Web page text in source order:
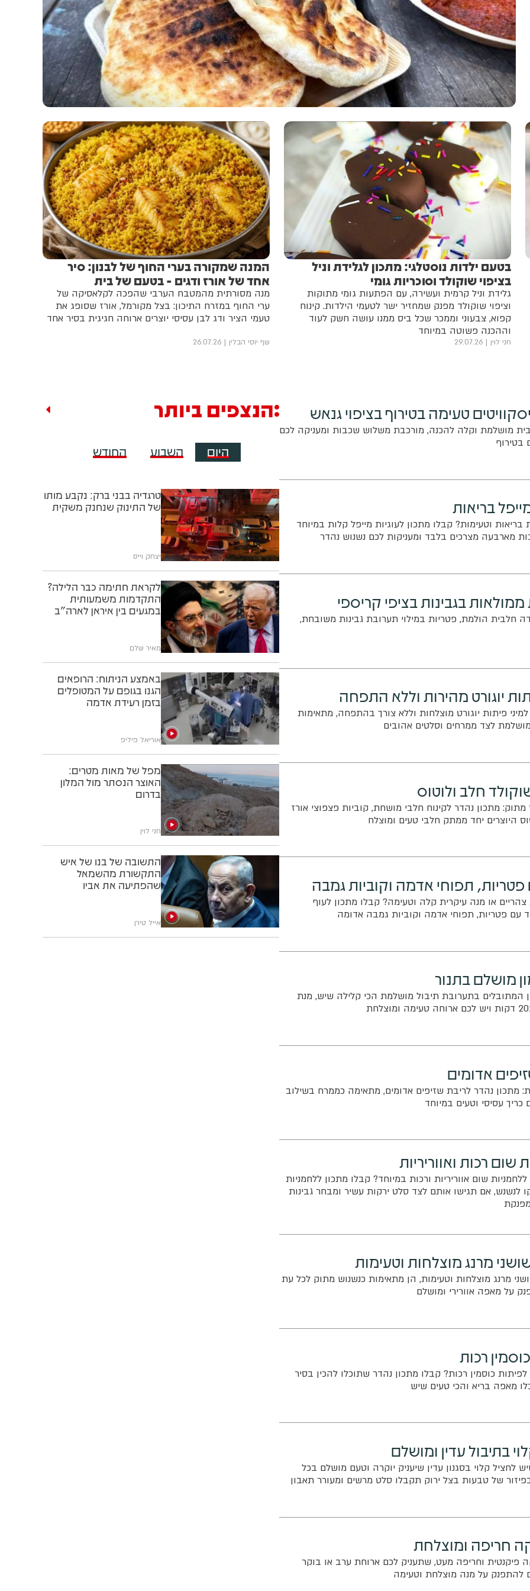
בטעם ילדות נוסטלגי: מתכון לגלידת וניל
בציפוי שוקולד וסוכריות גומי
גלידת וניל קרמית ועשירה, עם הפתעות גומי מתוקות
וציפוי שוקולד מפנק שמחזיר ישר לטעמי הילדות. קינוח
קפוא, צבעוני וממכר שכל ביס ממנו עושה חשק לעוד
וההכנה פשוטה במיוחד
חני לוין 29.07.26
המנה שמקורה בערי החוף של לבנון: סיר
אחד של אורז ודגים - בטעם של בית
מנה מסורתית מהמטבח הערבי שהפכה לקלאסיקה של
ערי החוף במזרח התיכון: בצל מקורמל, אורז שסופג את
טעמי הציר ודג לבן עסיסי יוצרים ארוחה חגיגית בסיר אחד
שף יוסי הבלין 26.07.26
טעימה בטירוף בציפוי גנאש
מושלמת וקלה להכנה, מורכבת משלוש שכבות ומעניקה לכם
בטירוף
בריאות
בריאות וטעימות? קבלו מתכון לעוגיות מייפל קלות במיוחד
מארבעה מצרכים בלבד ומעניקות לכם נשנוש נהדר
בגבינות בציפי קריספי
חלבית הולמת, פטריות במילוי תערובת גבינות משובחת,
יוגורט מהירות וללא התפחה
פיתות יוגורט מוצלחות וללא צורך בהתפחה, מתאימות
לצד ממרחים וסלטים אהובים
חלב ולוטוס
מתכון נהדר לקינוח חלבי מושחת, קוביות פצפוצי אורז
היוצרים יחד ממתק חלבי טעים ומוצלח
תפוחי אדמה וקוביות גמבה
או מנה עיקרית קלה וטעימה? קבלו מתכון לעוף
עם פטריות, תפוחי אדמה וקוביות גמבה אדומה
מושלם בתנור
המתובלים בתערובת תיבול מושלמת הכי קלילה שיש, מנת
אדומים
מתכון נהדר לריבת שזיפים אדומים, מתאימה כממרח בשילוב
עסיסי וטעים במיוחד
שום רכות ואווריריות
שום אווריריות ורכות במיוחד? קבלו מתכון ללחמניות
אם תגישו אותם לצד סלט ירקות עשיר ומבחר גבינות
מרנג מוצלחות וטעימות
מרנג מוצלחות וטעימות, הן מתאימות כנשנוש מתוק לכל עת
על מאפה אוורירי ומושלם
רכות
כוסמין רכות? קבלו מתכון נהדר שתוכלו להכין בסיר
מאפה בריא והכי טעים שיש
בתיבול עדין ומושלם
לחציל קלוי בסגנון עדין שיעניק יוקרה וטעם מושלם בכל
של טבעות בצל ירוק תקבלו סלט מרשים ומעורר תאבון
חריפה ומוצלחת
פיקנטית וחריפה מעט, שתעניק לכם ארוחת ערב או בוקר
על מנה מוצלחת וטעימה
הנצפים ביותר
היום השבוע החודש
טרגדיה בבני ברק: נקבע מותו
של התינוק שנחנק משקית
יצחק וייס
לקראת חתימה כבר הלילה?
התקדמות משמעותית
במגעים בין איראן לארה"ב
מאיר שלם
באמצע הניתוח: הרופאים
הגנו בגופם על המטופלים
בזמן רעידת אדמה
אוריאל פיליפ
מפל של מאות מטרים:
האוצר הנסתר מול המלון
בדרום
חני לוין
התשובה של בנו של איש
התקשורת מהשמאל
שהפתיעה את אביו
אייל טירן